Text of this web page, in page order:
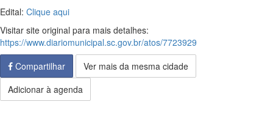
Edital: Clique aqui
Visitar site original para mais detalhes:
https://www.diariomunicipal.sc.gov.br/atos/7723929
Compartilhar
Ver mais da mesma cidade
Adicionar à agenda